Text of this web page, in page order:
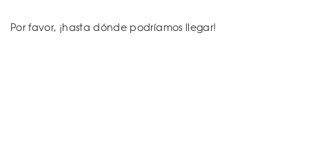
Por favor, ¡hasta dónde podríamos llegar!